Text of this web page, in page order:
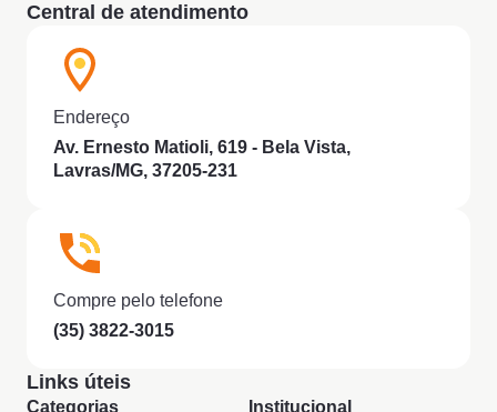
Central de atendimento
Endereço
Av. Ernesto Matioli, 619 - Bela Vista,
Lavras/MG, 37205-231
Compre pelo telefone
(35) 3822-3015
Links úteis
Categorias Institucional